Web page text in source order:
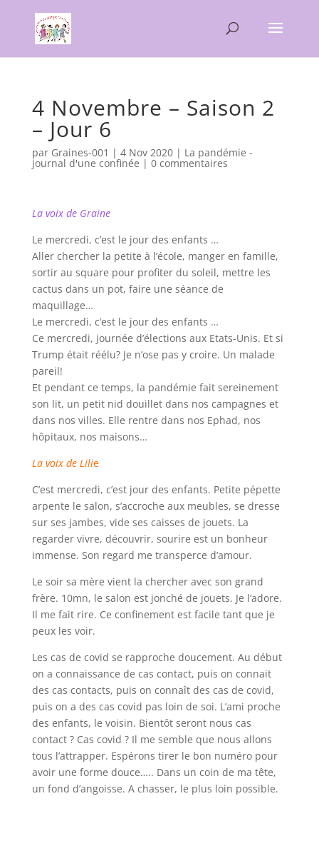
4 Novembre – Saison 2
– Jour 6
par Graines-001 | 4 Nov 2020| La pandémie -
journal d'une confinée | 0 commentaires
La voix de Graine
Le mercredi, c’est le jour des enfants …
Aller chercher la petite à l’école, manger en famille,
sortir au square pour profiter du soleil, mettre les
cactus dans un pot, faire une séance de
maquillage…
Le mercredi, c’est le jour des enfants …
Ce mercredi, journée d’élections aux Etats-Unis. Et si
Trump était réélu? Je n’ose pas y croire. Un malade
pareil!
Et pendant ce temps, la pandémie fait sereinement
son lit, un petit nid douillet dans nos campagnes et
dans nos villes. Elle rentre dans nos Ephad, nos
hôpitaux, nos maisons…
La voix de Lilie
C’est mercredi, c’est jour des enfants. Petite pépette
arpente le salon, s’accroche aux meubles, se dresse
sur ses jambes, vide ses caisses de jouets. La
regarder vivre, découvrir, sourire est un bonheur
immense. Son regard me transperce d’amour.
Le soir sa mère vient la chercher avec son grand
frère. 10mn, le salon est jonché de jouets. Je l’adore.
Il me fait rire. Ce confinement est facile tant que je
peux les voir.
Les cas de covid se rapproche doucement. Au début
on a connaissance de cas contact, puis on connait
des cas contacts, puis on connaît des cas de covid,
puis on a des cas covid pas loin de soi. L’ami proche
des enfants, le voisin. Bientôt seront nous cas
contact ? Cas covid ? Il me semble que nous allons
tous l’attrapper. Espérons tirer le bon numéro pour
avoir une forme douce….. Dans un coin de ma tête,
un fond d’angoisse. A chasser, le plus loin possible.